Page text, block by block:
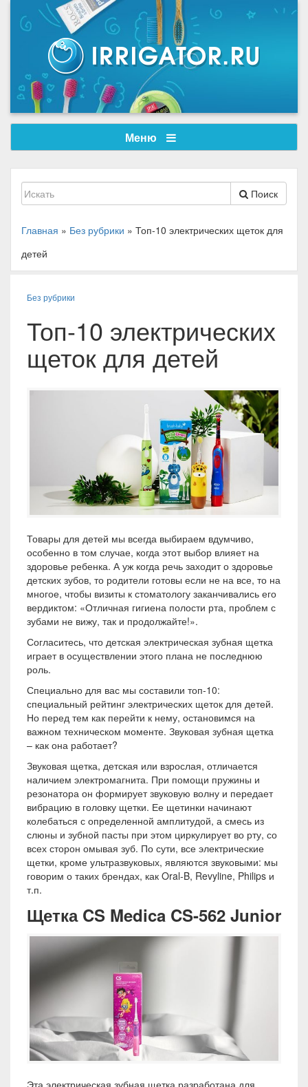
Меню
Поиск
Главная » Без рубрики » Топ-10 электрических щеток для
детей
Без рубрики
Топ-10 электрических
щеток для детей
Товары для детей мы всегда выбираем вдумчиво,
особенно в том случае, когда этот выбор влияет на
здоровье ребенка. А уж когда речь заходит о здоровье
детских зубов, то родители готовы если не на все, то на
многое, чтобы визиты к стоматологу заканчивались его
вердиктом: «Отличная гигиена полости рта, проблем с
зубами не вижу, так и продолжайте!».
Согласитесь, что детская электрическая зубная щетка
играет в осуществлении этого плана не последнюю
роль.
Специально для вас мы составили топ-10:
специальный рейтинг электрических щеток для детей.
Но перед тем как перейти к нему, остановимся на
важном техническом моменте. Звуковая зубная щетка
– как она работает?
Звуковая щетка, детская или взрослая, отличается
наличием электромагнита. При помощи пружины и
резонатора он формирует звуковую волну и передает
вибрацию в головку щетки. Ее щетинки начинают
колебаться с определенной амплитудой, а смесь из
слюны и зубной пасты при этом циркулирует во рту, со
всех сторон омывая зуб. По сути, все электрические
щетки, кроме ультразвуковых, являются звуковыми: мы
говорим о таких брендах, как Oral-B, Revyline, Philips и
т.п.
Щетка CS Medica CS-562 Junior
Эта электрическая зубная щетка разработана для